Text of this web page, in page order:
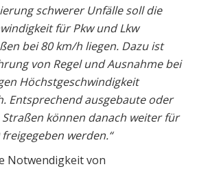
schwerer Unfälle soll die
für Pkw und Lkw
bei 80 km/h liegen. Dazu ist
von Regel und Ausnahme bei
Höchstgeschwindigkeit
Entsprechend ausgebaute oder
können danach weiter für
werden.“
Notwendigkeit von